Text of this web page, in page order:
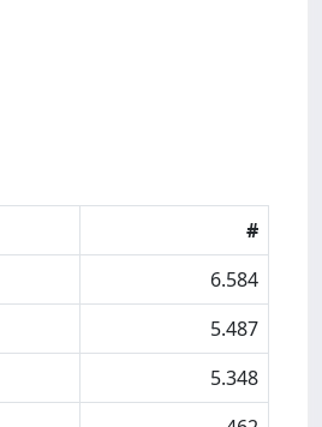
#
6.584
5.487
5.348